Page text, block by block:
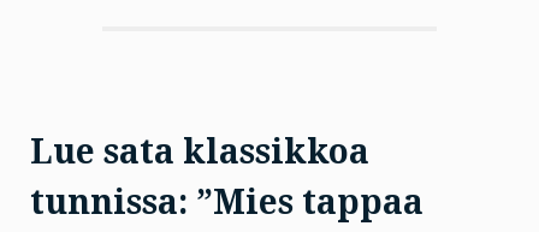
Lue sata klassikkoa
tunnissa: ”Mies tappaa